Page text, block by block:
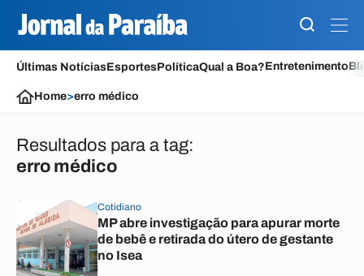
Últimas NotíciasEsportesPolíticaQual a Boa?Entretenimento
Home>erro médico
Resultados para a tag:
erro médico
Cotidiano
MP abre investigação para apurar morte
de bebê e retirada do útero de gestante
no Isea